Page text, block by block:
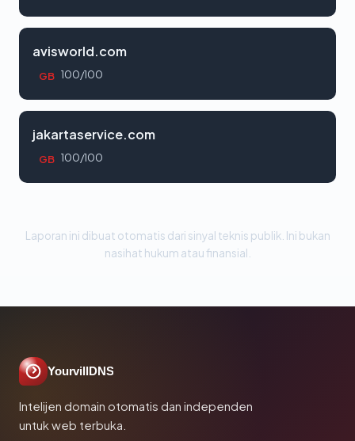
avisworld.com
GB 100/100
jakartaservice.com
GB 100/100
Laporan ini dibuat otomatis dari sinyal teknis publik. Ini bukan
nasihat hukum atau finansial.
YourvillDNS
Intelijen domain otomatis dan independen
untuk web terbuka.